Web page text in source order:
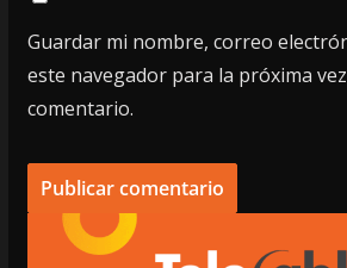
Guardar mi nombre, correo
este navegador para la próxima
comentario.